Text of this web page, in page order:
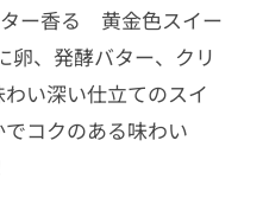
ー香る 黄金色スイー
卵、発酵バター、クリ
い深い仕立てのスイ
コクのある味わい